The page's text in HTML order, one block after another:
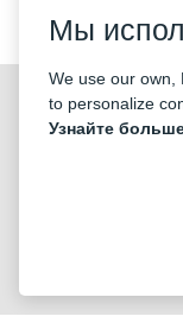
©2026
Harju maakond,
Мы
We use our own,
to personalize
Узнайте